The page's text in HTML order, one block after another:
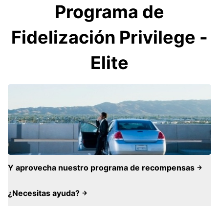
Programa de
Fidelización Privilege -
Elite
Y aprovecha nuestro programa de recompensas
¿Necesitas ayuda?